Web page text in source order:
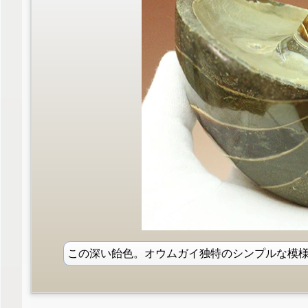
この深い飴色。オウムガイ独特のシンプルな模